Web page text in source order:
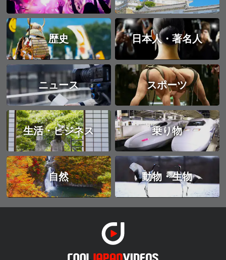
歴史 日本人・著名人
ニュース スポーツ
生活・ビジネス 乗り物
自然 動物・生物